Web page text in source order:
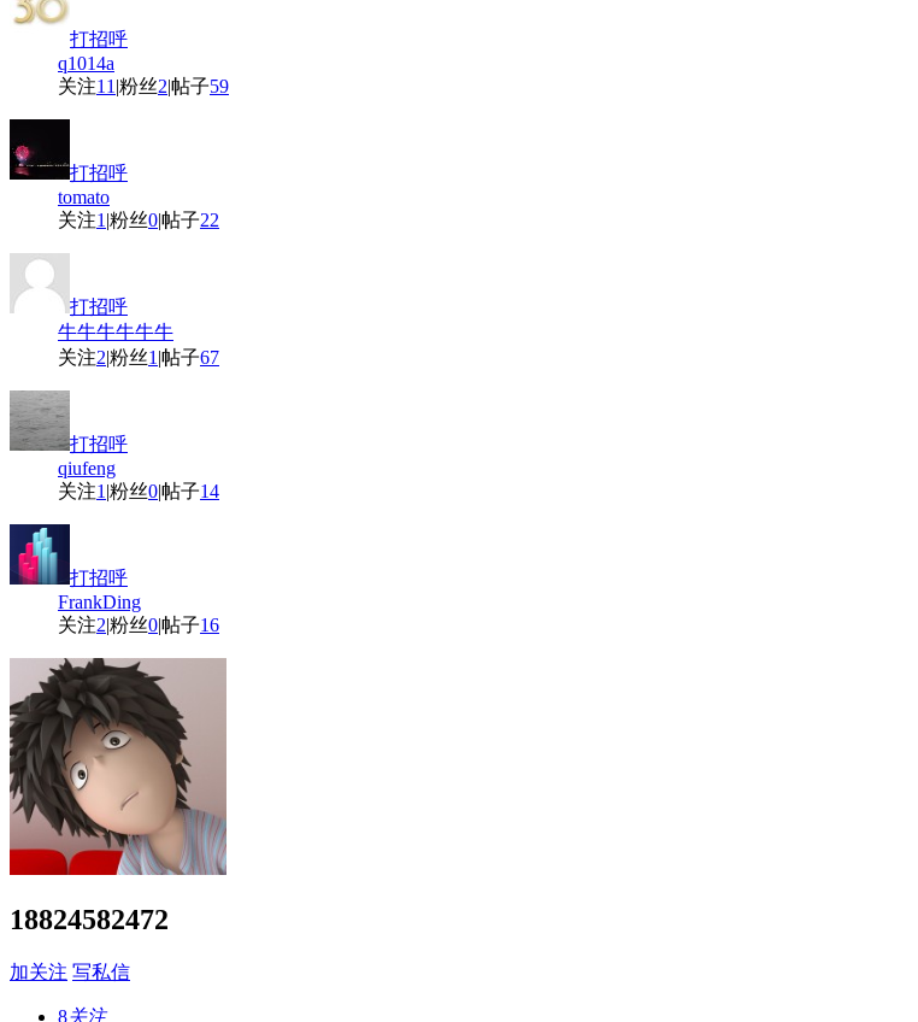
打招呼
q1014a
关注11 |粉丝2|帖子59
打招呼
tomato
关注1 |粉丝0|帖子22
打招呼
牛牛牛牛牛牛
关注2|粉丝1 |帖子67
打招呼
qiufeng
关注1 |粉丝0|帖子14
打招呼
FrankDing
关注2|粉丝0|帖子16
18824582472
加关注 写私信
8关注